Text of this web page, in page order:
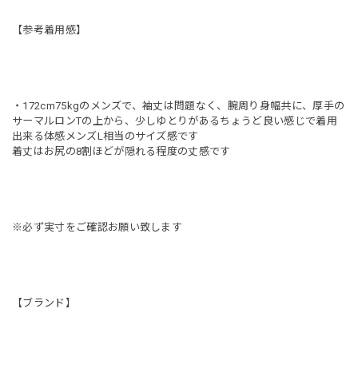
【参考着用感】
・172cm75kgのメンズで、袖丈は問題なく、腕周り身幅共に、厚手の
サーマルロンTの上から、少しゆとりがあるちょうど良い感じで着用
出来る体感メンズL相当のサイズ感です
着丈はお尻の8割ほどが隠れる程度の丈感です
※必ず実寸をご確認お願い致します
【ブランド】